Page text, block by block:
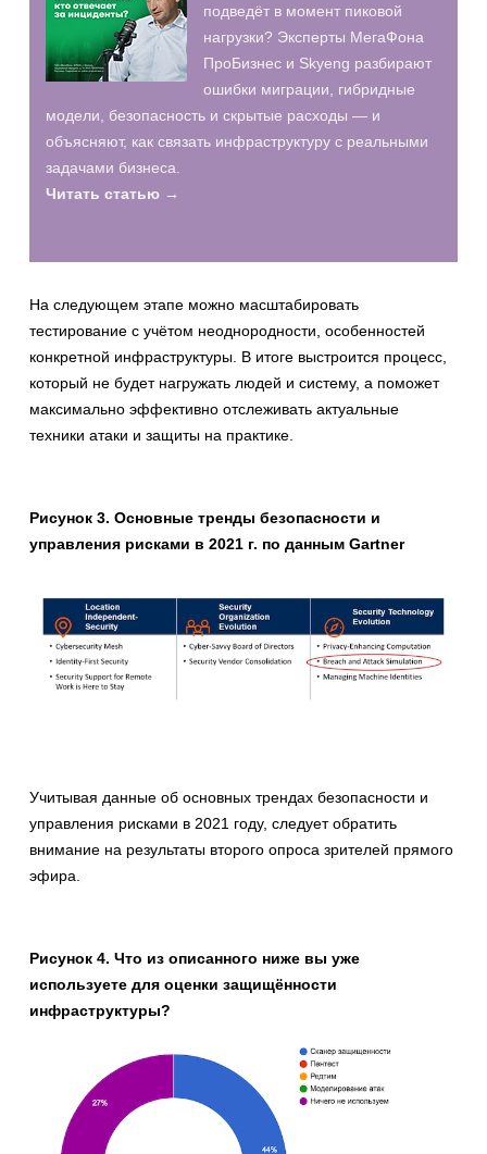
подведёт в момент пиковой
нагрузки? Эксперты МегаФона
ПроБизнес и Skyeng разбирают
ошибки миграции, гибридные
модели, безопасность и скрытые расходы — и
объясняют, как связать инфраструктуру с реальными
задачами бизнеса.
Читать статью →
На следующем этапе можно масштабировать
тестирование с учётом неоднородности, особенностей
конкретной инфраструктуры. В итоге выстроится процесс,
который не будет нагружать людей и систему, а поможет
максимально эффективно отслеживать актуальные
техники атаки и защиты на практике.
Рисунок 3. Основные тренды безопасности и
управления рисками в 2021 г. по данным Gartner
Учитывая данные об основных трендах безопасности и
управления рисками в 2021 году, следует обратить
внимание на результаты второго опроса зрителей прямого
эфира.
Рисунок 4. Что из описанного ниже вы уже
используете для оценки защищённости
инфраструктуры?